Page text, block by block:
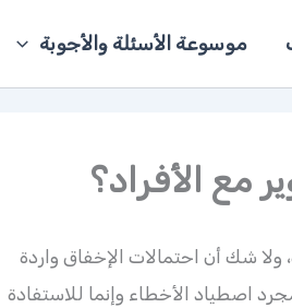
موسوعة الأسئلة والأجوبة
مع الأفراد؟
شك أن احتمالات الإخفاق واردة
اصطياد الأخطاء وإنما للاستفادة